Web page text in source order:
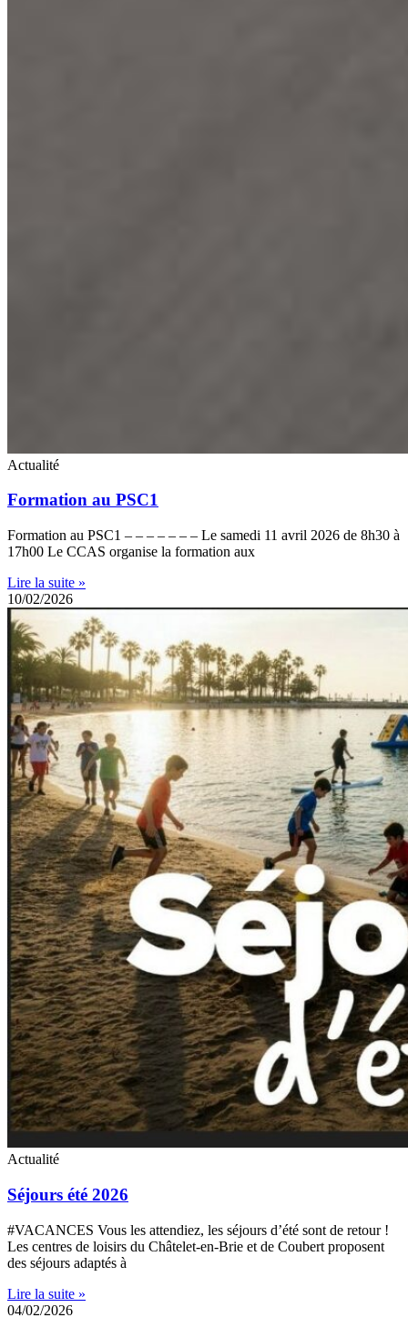
Actualité
Formation au PSC1
Formation au PSC1 – – – – – – – Le samedi 11 avril 2026 de 8h30 à
17h00 Le CCAS organise la formation aux
Lire la suite »
10/02/2026
Actualité
Séjours été 2026
#VACANCES Vous les attendiez, les séjours d’été sont de retour !
Les centres de loisirs du Châtelet-en-Brie et de Coubert proposent
des séjours adaptés à
Lire la suite »
04/02/2026